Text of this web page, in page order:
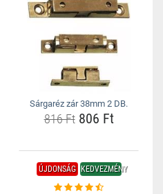
Sárgaréz zár 38mm 2 DB.
816 Ft806 Ft
ÚJDONSÁG KEDVEZMÉNY